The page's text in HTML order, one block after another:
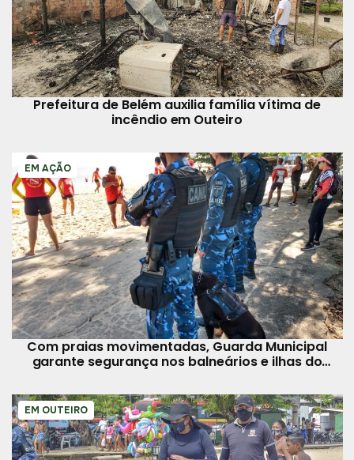
Prefeitura de Belém auxilia família vítima de
incêndio em Outeiro
EM AÇÃO
Com praias movimentadas, Guarda Municipal
garante segurança nos balneários e ilhas do
EM OUTEIRO